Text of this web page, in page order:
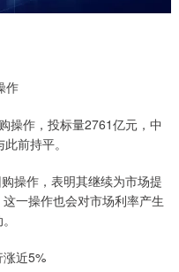
作
操作，投标量2761亿元，中
前持平。
操作，表明其继续为市场提
一操作也会对市场利率产生
近5%